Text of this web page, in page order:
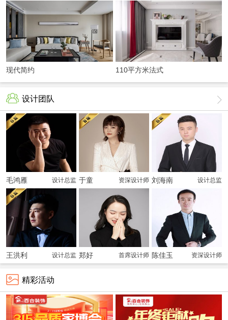
代简约
现代简约
110平方米法式
轻奢
设计团队
毛鸿雁 设计总监 于童 资深设计师 刘海南 设计总监
王洪利 设计总监 郑好 首席设计师 陈佳玉 资深设计师
精彩活动